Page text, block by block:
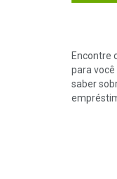
Encontre
para
saber